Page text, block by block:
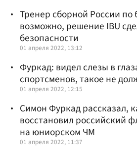
Тренер сборной России по
возможно, решение IBU
безопасности
01 апреля 2022, 13:12
Фуркад: видел слезы в
спортсменов, такое не
01 апреля 2022, 12:15
Симон Фуркад рассказал,
восстановил российский
на юниорском ЧМ
01 апреля 2022, 11:37